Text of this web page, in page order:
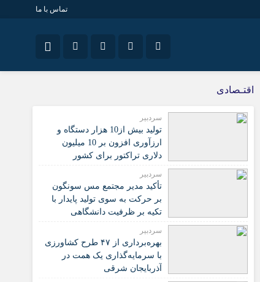
تماس با ما
سروش
ایتا
آپارات مرا به خاطر بسپار
اقتـصادی
سردبیر
تولید بیش از10 هزار دستگاه و
ارزآوری افزون بر 10 میلیون
دلاری تراکتور برای کشور
سردبیر
تأکید مدیر مجتمع مس سونگون
بر حرکت به سوی تولید پایدار با
تکیه بر ظرفیت دانشگاهی
سردبیر
بهره‌برداری از ۴۷ طرح کشاورزی
با سرمایه‌گذاری یک همت در
آذربایجان شرقی